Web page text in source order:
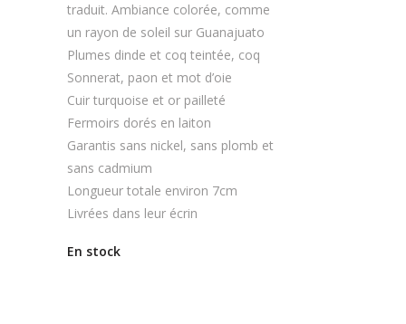
traduit. Ambiance colorée, comme
un rayon de soleil sur Guanajuato
Plumes dinde et coq teintée, coq
Sonnerat, paon et mot d’oie
Cuir turquoise et or pailleté
Fermoirs dorés en laiton
Garantis sans nickel, sans plomb et
sans cadmium
Longueur totale environ 7cm
Livrées dans leur écrin
En stock